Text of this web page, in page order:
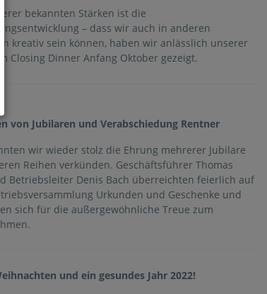
bekannten Stärken ist die
– dass wir auch in anderen
kreativ sein können, haben wir anlässlich unserer
Closing Dinner Anfang Oktober gezeigt.
von Jubilaren und Verabschiedung Rentner
wir wieder stolz die Ehrung mehrerer Jubilare
Reihen verkünden. Geschäftsführer Thomas
Betriebsleiter Denis Bach überreichten feierlich auf
Urkunden und Geschenke und
sich für die außergewöhnliche Treue zum
und ein gesundes Jahr 2022!